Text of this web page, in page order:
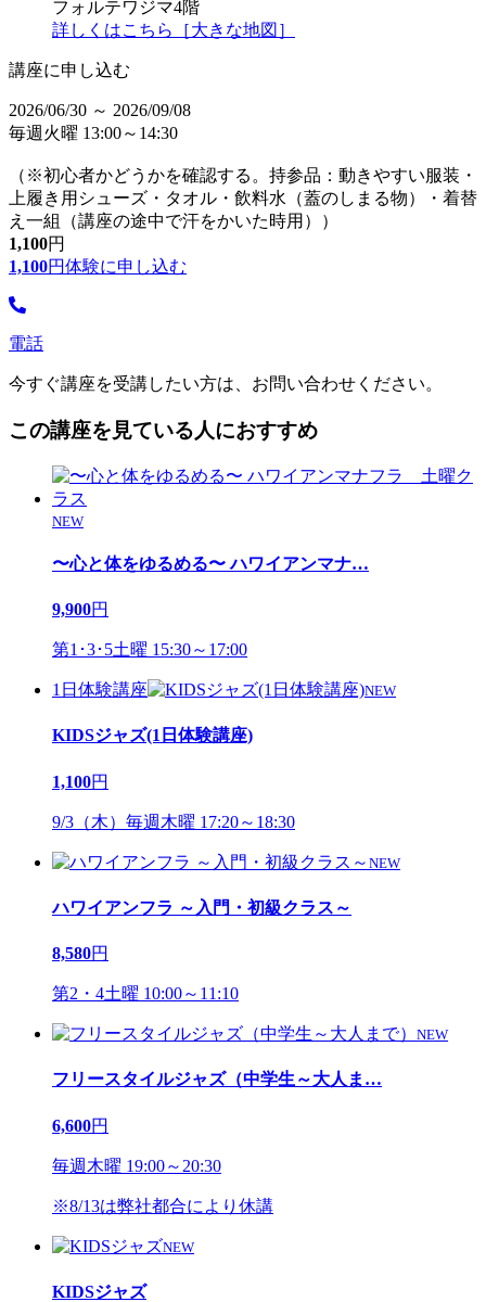
フォルテワジマ4階
詳しくはこちら［大きな地図］
講座に申し込む
2026/06/30 ～ 2026/09/08
毎週火曜 13:00～14:30
（※初心者かどうかを確認する。持参品：動きやすい服装・
上履き用シューズ・タオル・飲料水（蓋のしまる物）・着替
え一組（講座の途中で汗をかいた時用））
1,100円
1,100円体験に申し込む
電話
今すぐ講座を受講したい方は、お問い合わせください。
この講座を見ている人におすすめ
NEW
〜心と体をゆるめる〜 ハワイアンマナ…
9,900円
第1･3･5土曜 15:30～17:00
1日体験講座 NEW
KIDSジャズ(1日体験講座)
1,100円
9/3（木）毎週木曜 17:20～18:30
NEW
ハワイアンフラ ～入門・初級クラス～
8,580円
第2・4土曜 10:00～11:10
NEW
フリースタイルジャズ（中学生～大人ま …
6,600円
毎週木曜 19:00～20:30
※8/13は弊社都合により休講
NEW
KIDSジャズ